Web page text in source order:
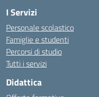
I Servizi
Personale scolastico
Famiglie e studenti
Percorsi di studio
Tutti i servizi
Didattica